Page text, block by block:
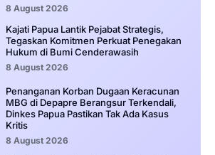
8 August 2026
Kajati Papua Lantik Pejabat Strategis,
Tegaskan Komitmen Perkuat Penegakan
Hukum di Bumi Cenderawasih
8 August 2026
Penanganan Korban Dugaan Keracunan
MBG di Depapre Berangsur Terkendali,
Dinkes Papua Pastikan Tak Ada Kasus
Kritis
8 August 2026